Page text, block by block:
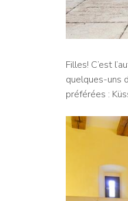
Filles! C’est
quelques-uns
préférées :